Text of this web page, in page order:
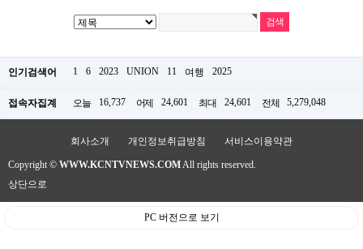
머
판인기검색어 1 6 2023 UNION 11 여행 2025
접속자집계 오늘 16,737 어제 24,601 최대 24,601 전체 5,279,048
회사소개 개인정보취급방침 서비스이용약관
Copyright © WWW.KCNTVNEWS.COMAll rights reserved.
상단으로
PC 버전으로 보기